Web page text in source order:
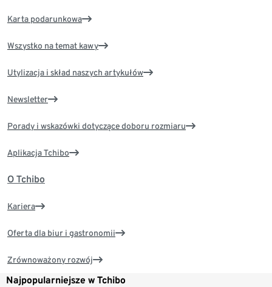
Karta podarunkowa
Wszystko na temat kawy
Utylizacja i skład naszych artykułów
Newsletter
Porady i wskazówki dotyczące doboru rozmiaru
Aplikacja Tchibo
O Tchibo
Kariera
Oferta dla biur i gastronomii
Zrównoważony rozwój
Najpopularniejsze w Tchibo